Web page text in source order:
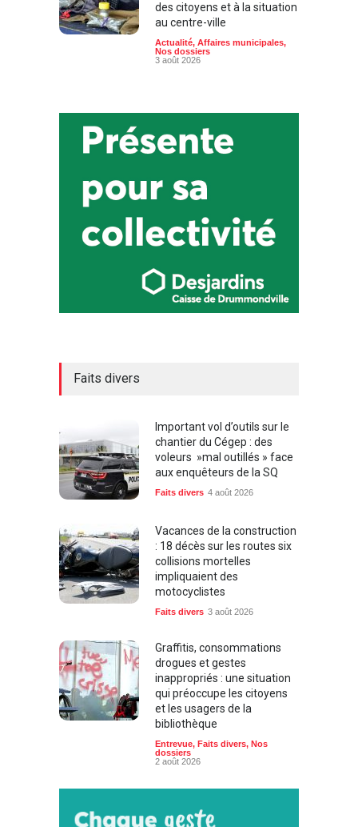
des citoyens et à la situation
au centre-ville
Actualité, Affaires municipales,
Nos dossiers
3 août 2026
Faits divers
Important vol d’outils sur le
chantier du Cégep : des
voleurs »mal outillés » face
aux enquêteurs de la SQ
Faits divers 4 août 2026
Vacances de la construction
: 18 décès sur les routes six
collisions mortelles
impliquaient des
motocyclistes
Faits divers 3 août 2026
Graffitis, consommations
drogues et gestes
inappropriés : une situation
qui préoccupe les citoyens
et les usagers de la
bibliothèque
Entrevue, Faits divers, Nos
dossiers
2 août 2026